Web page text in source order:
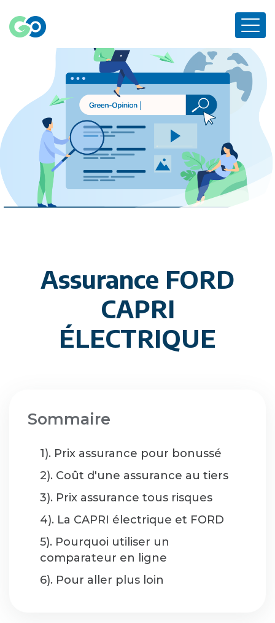
Assurance FORD
CAPRI
ÉLECTRIQUE
Sommaire
1). Prix assurance pour bonussé
2). Coût d'une assurance au tiers
3). Prix assurance tous risques
4). La CAPRI électrique et FORD
5). Pourquoi utiliser un
comparateur en ligne
6). Pour aller plus loin